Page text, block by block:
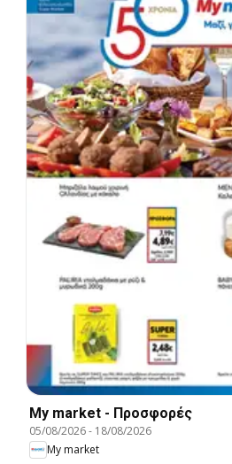
My market - Προσφορές
05/08/2026- 18/08/2026
My market